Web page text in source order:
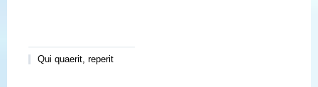
Qui quaerit, reperit